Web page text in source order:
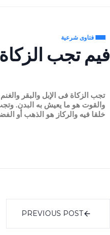
فتاوى شرعية
فيم تجب الزكاة
تجب الزكاة فى الإبل والبقر
والقوت هو ما يعيش به البدن.
خلقا فيه والركاز هو الذهب أو
PREVIOUS POST